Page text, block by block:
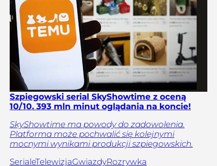
Szpiegowski serial SkyShowtime z oceną
10/10. 393 mln minut oglądania na koncie!
SkyShowtime ma powody do zadowolenia.
Platforma może pochwalić się kolejnymi
mocnymi wynikami produkcji szpiegowskich.
SerialeTelewizjaGwiazdyRozrywka